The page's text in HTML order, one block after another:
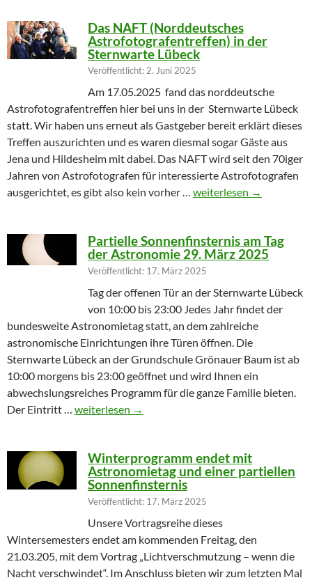
Das NAFT (Norddeutsches
Astrofotografentreffen) in der
Sternwarte Lübeck
Veröffentlicht: 2. Juni 2025
Am 17.05.2025 fand das norddeutsche
Astrofotografentreffen hier bei uns in der Sternwarte Lübeck
statt. Wir haben uns erneut als Gastgeber bereit erklärt dieses
Treffen auszurichten und es waren diesmal sogar Gäste aus
Jena und Hildesheim mit dabei. Das NAFT wird seit den 70iger
Jahren von Astrofotografen für interessierte Astrofotografen
ausgerichtet, es gibt also kein vorher … Das NAFT
weiterlesen →
Partielle Sonnenfinsternis am Tag
der Astronomie 29. März 2025
Veröffentlicht: 17. März 2025
Tag der offenen Tür an der Sternwarte Lübeck
von 10:00 bis 23:00 Jedes Jahr findet der
bundesweite Astronomietag statt, an dem zahlreiche
astronomische Einrichtungen ihre Türen öffnen. Die
Sternwarte Lübeck an der Grundschule Grönauer Baum ist ab
10:00 morgens bis 23:00 geöffnet und wird Ihnen ein
abwechslungsreiches Programm für die ganze Familie bieten.
Der Eintritt … Partielle Sonnenfinsternis am Tag der
weiterlesen →
Winterprogramm endet mit
Astronomietag und einer partiellen
Sonnenfinsternis
Veröffentlicht: 17. März 2025
Unsere Vortragsreihe dieses
Wintersemesters endet am kommenden Freitag, den
21.03.205, mit dem Vortrag „Lichtverschmutzung – wenn die
Nacht verschwindet“. Im Anschluss bieten wir zum letzten Mal